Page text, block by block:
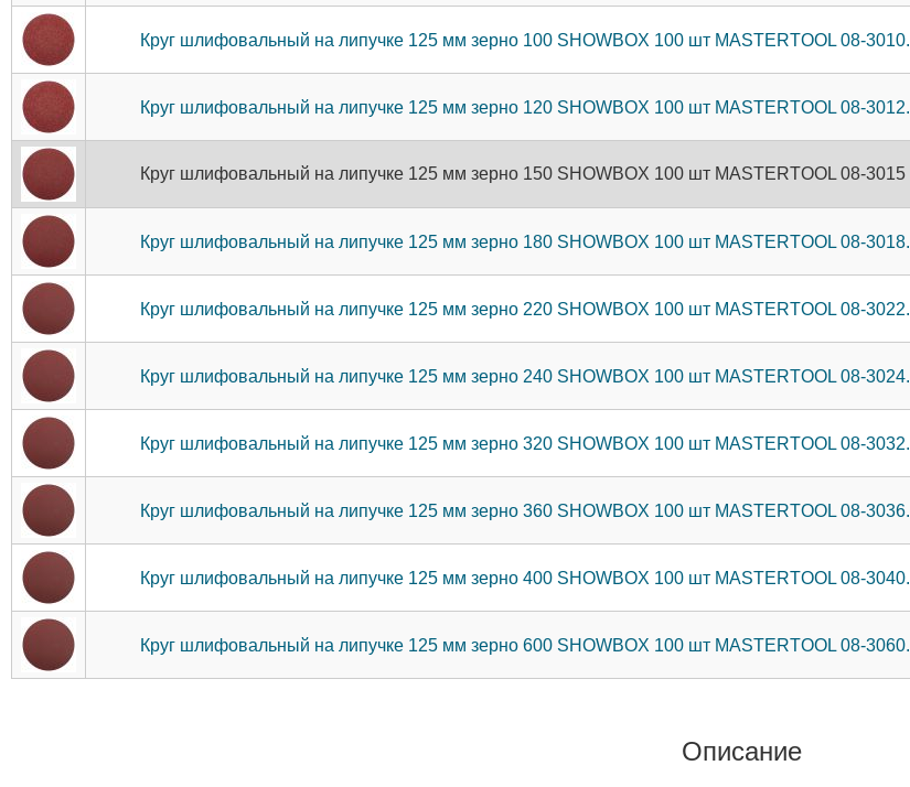
Круг шлифовальный на липучке 125 мм зерно 100 SHOWBOX 100 шт MASTERTOOL 08-3010.
Круг шлифовальный на липучке 125 мм зерно 120 SHOWBOX 100 шт MASTERTOOL 08-3012.
Круг шлифовальный на липучке 125 мм зерно 150 SHOWBOX 100 шт MASTERTOOL 08-3015
Круг шлифовальный на липучке 125 мм зерно 180 SHOWBOX 100 шт MASTERTOOL 08-3018.
Круг шлифовальный на липучке 125 мм зерно 220 SHOWBOX 100 шт MASTERTOOL 08-3022.
Круг шлифовальный на липучке 125 мм зерно 240 SHOWBOX 100 шт MASTERTOOL 08-3024.
Круг шлифовальный на липучке 125 мм зерно 320 SHOWBOX 100 шт MASTERTOOL 08-3032.
Круг шлифовальный на липучке 125 мм зерно 360 SHOWBOX 100 шт MASTERTOOL 08-3036.
Круг шлифовальный на липучке 125 мм зерно 400 SHOWBOX 100 шт MASTERTOOL 08-3040.
Круг шлифовальный на липучке 125 мм зерно 600 SHOWBOX 100 шт MASTERTOOL 08-3060.
Описание